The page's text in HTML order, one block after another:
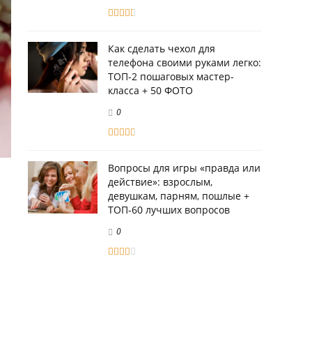
Как сделать чехол для
телефона своими руками легко:
ТОП-2 пошаговых мастер-
класса + 50 ФОТО
0
Вопросы для игры «правда или
действие»: взрослым,
девушкам, парням, пошлые +
ТОП-60 лучших вопросов
0